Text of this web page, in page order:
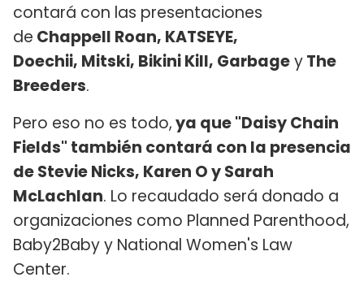
contará con las presentaciones
de Chappell Roan, KATSEYE,
Doechii, Mitski, Bikini Kill, GarbageyThe
Breeders.
Pero eso no es todo,ya que "Daisy Chain
Fields" también contará con la presencia
de Stevie Nicks, Karen O y Sarah
McLachlan. Lo recaudado será donado a
organizaciones como Planned Parenthood,
Baby2Baby y National Women's Law
Center.